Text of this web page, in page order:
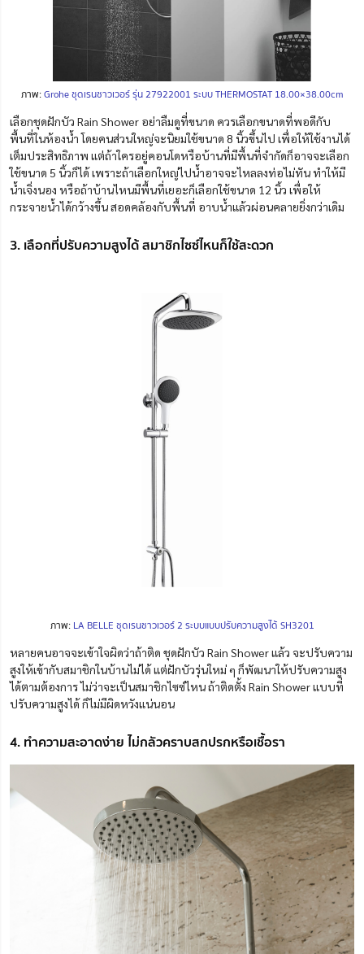
ภาพ:Grohe ชุดเรนชาวเวอร์ รุ่น 27922001 ระบบ THERMOSTAT 18.00×38.00cm
เลือกชุดฝักบัว Rain Shower อย่าลืมดูที่ขนาด ควรเลือกขนาดที่พอดีกับ
พื้นที่ในห้องน้ำ โดยคนส่วนใหญ่จะนิยมใช้ขนาด 8 นิ้วขึ้นไป เพื่อให้ใช้งานได้
เต็มประสิทธิภาพ แต่ถ้าใครอยู่คอนโดหรือบ้านที่มีพื้นที่จำกัดก็อาจจะเลือก
ใช้ขนาด 5 นิ้วก็ได้ เพราะถ้าเลือกใหญ่ไปน้ำอาจจะไหลลงท่อไม่ทัน ทำให้มี
น้ำเจิ่งนอง หรือถ้าบ้านไหนมีพื้นที่เยอะก็เลือกใช้ขนาด 12 นิ้ว เพื่อให้
กระจายน้ำได้กว้างขึ้น สอดคล้องกับพื้นที่ อาบน้ำแล้วผ่อนคลายยิ่งกว่าเดิม
3. เลือกที่ปรับความสูงได้ สมาชิกไซซ์ไหนก็ใช้สะดวก
ภาพ: LA BELLE ชุดเรนชาวเวอร์ 2 ระบบแบบปรับความสูงได้ SH3201
หลายคนอาจจะเข้าใจผิดว่าถ้าติด ชุดฝักบัว Rain Shower แล้ว จะปรับความ
สูงให้เข้ากับสมาชิกในบ้านไม่ได้ แต่ฝักบัวรุ่นใหม่ ๆ ก็พัฒนาให้ปรับความสูง
ได้ตามต้องการ ไม่ว่าจะเป็นสมาชิกไซซ์ไหน ถ้าติดตั้ง Rain Shower แบบที่
ปรับความสูงได้ ก็ไม่มีผิดหวังแน่นอน
4. ทำความสะอาดง่าย ไม่กลัวคราบสกปรกหรือเชื้อรา